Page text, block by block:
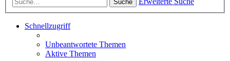
Suche
Schnellzugriff
Unbeantwortete Themen
Aktive Themen